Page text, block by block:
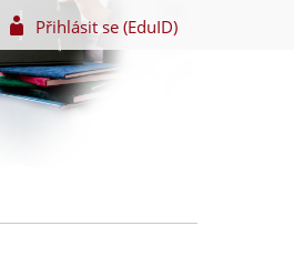
Přihlásit se (EduID)